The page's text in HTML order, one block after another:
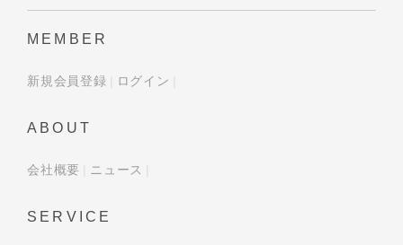
MEMBER
新規会員登録 ログイン
ABOUT
会社概要 ニュース
SERVICE